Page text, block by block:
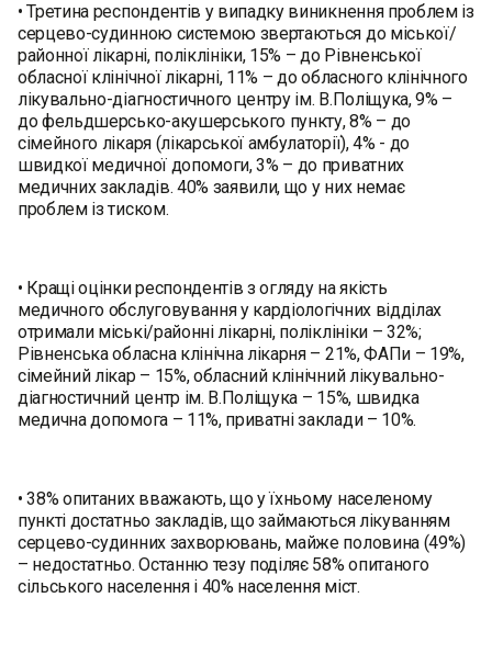
• Третина респондентів у випадку виникнення проблем із
серцево-судинною системою звертаються до мiської/
районної лiкарні, поліклініки, 15% – до Рівненської
обласної клiнiчної лiкарні, 11% – до обласного клінічного
лікувально-діагностичного центру ім. В.Поліщука, 9% –
до фельдшерсько-акушерського пункту, 8% – до
сімейного лікаря (лікарської амбулаторії), 4% - до
швидкої медичної допомоги, 3% – до приватних
медичних закладів. 40% заявили, що у них немає
проблем із тиском.
• Кращі оцінки респондентів з огляду на якість
медичного обслуговування у кардіологічних відділах
отримали мiські/районні лiкарні, поліклініки – 32%;
Рівненська обласна клiнiчна лiкарня – 21%, ФАПи – 19%,
сімейний лікар – 15%, обласний клінічний лікувально-
діагностичний центр ім. В.Поліщука – 15%, швидка
медична допомога – 11%, приватні заклади – 10%.
• 38% опитаних вважають, що у їхньому населеному
пункті достатньо закладів, що займаються лікуванням
серцево-судинних захворювань, майже половина (49%)
– недостатньо. Останню тезу поділяє 58% опитаного
сільського населення і 40% населення міст.